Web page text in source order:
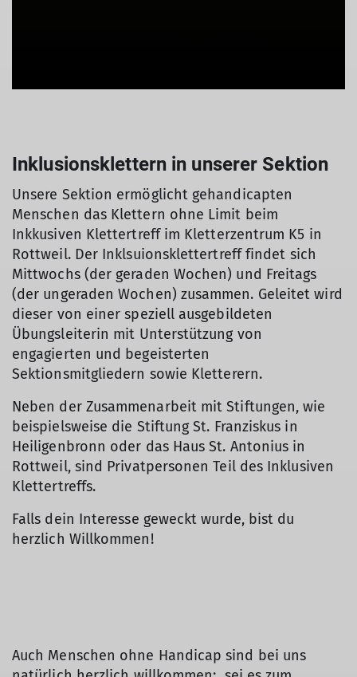
Inklusionsklettern in unserer Sektion
Unsere Sektion ermöglicht gehandicapten
Menschen das Klettern ohne Limit beim
Inkkusiven Klettertreff im Kletterzentrum K5 in
Rottweil. Der Inklsuionsklettertreff findet sich
Mittwochs (der geraden Wochen) und Freitags
(der ungeraden Wochen) zusammen. Geleitet wird
dieser von einer speziell ausgebildeten
Übungsleiterin mit Unterstützung von
engagierten und begeisterten
Sektionsmitgliedern sowie Kletterern.
Neben der Zusammenarbeit mit Stiftungen, wie
beispielsweise die Stiftung St. Franziskus in
Heiligenbronn oder das Haus St. Antonius in
Rottweil, sind Privatpersonen Teil des Inklusiven
Klettertreffs.
Falls dein Interesse geweckt wurde, bist du
herzlich Willkommen!
Auch Menschen ohne Handicap sind bei uns